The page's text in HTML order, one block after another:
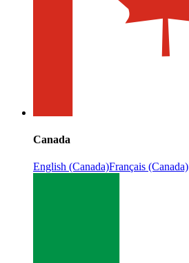
Canada
English (Canada)Français (Canada)